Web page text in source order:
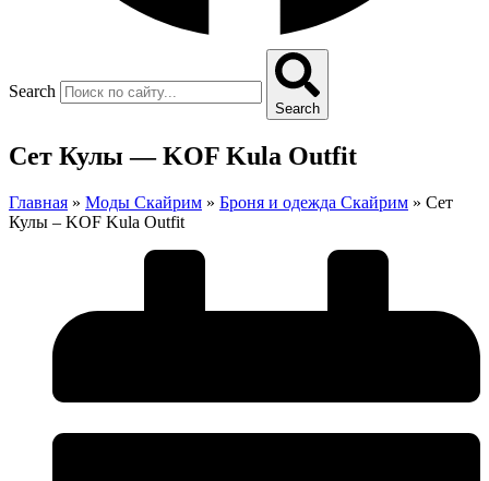
Search
Search
Сет Кулы — KOF Kula Outfit
Главная » Моды Скайрим » Броня и одежда Скайрим » Сет
Кулы – KOF Kula Outfit